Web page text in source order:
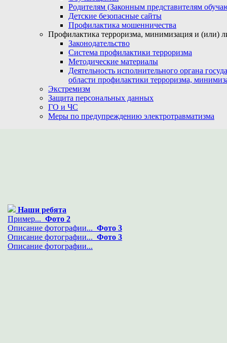
Родителям (Законным представителям
Детские безопасные сайты
Профилактика мошенничества
Профилактика терроризма, минимизация и (или)
Законодательство
Система профилактики терроризма
Методические материалы
Деятельность исполнительного органа
области профилактики терроризма,
Экстремизм
Защита персональных данных
ГО и ЧС
Меры по предупреждению электротравматизма
Наши ребята
Пример... Фото 2
Описание фотографии... Фото 3
Описание фотографии... Фото 3
Описание фотографии...